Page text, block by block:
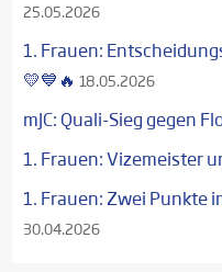
25.05.2026
1. Frauen:
💛💙🔥 18.05.2026
mJC: Quali-Sieg gegen
1. Frauen: Vizemeister
1. Frauen: Zwei Punkte
30.04.2026